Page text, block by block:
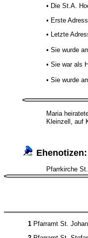
• Die St.A.
• Erste
• Letzte
• Sie wurde
• Sie war als
• Sie wurde
Maria
Kleinzell, auf
Ehenotizen:
Pfarrkirche
1 Pfarramt St.